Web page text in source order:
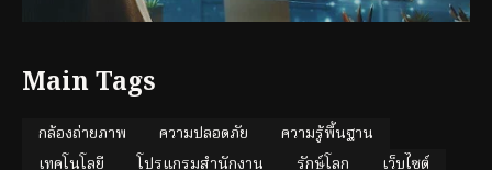
Main Tags
กล้องถ่ายภาพ ความปลอดภัย
ความรู้พื้นฐาน
เทคโนโลยี
โปรแกรมสำนักงาน รักษ์โลก เว็บไซต์